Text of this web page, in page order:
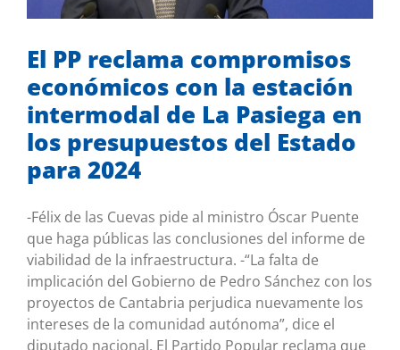
Desde el Congreso Mis iniciativas
El PP reclama compromisos
económicos con la estación
intermodal de La Pasiega en
los presupuestos del Estado
para 2024
-Félix de las Cuevas pide al ministro Óscar Puente
que haga públicas las conclusiones del informe de
viabilidad de la infraestructura. -“La falta de
implicación del Gobierno de Pedro Sánchez con los
proyectos de Cantabria perjudica nuevamente los
intereses de la comunidad autónoma”, dice el
diputado nacional. El Partido Popular reclama que